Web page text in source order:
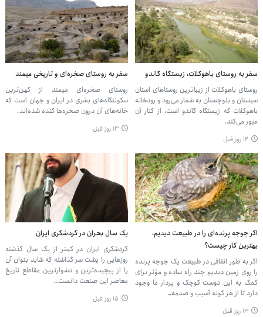
سفر به روستای باهوکلات، زیستگاه گاندو
روستای باهوکلات از زیباترین روستاهای استان
سیستان و بلوچستان به شمار می‌رود و رودخانه
باهوکلات که زیستگاه گاندو است، از کنار آن
عبور می‌کند.
۱۲ روز قبل
سفر به روستای صخره‌ای و تاریخی میمند
روستای صخره‌ای میمند از کهن‌ترین
سکونتگاه‌های بشری در ایران و جهان است که
خانه‌های آن درون صخره‌ها کنده شده‌اند.
۱۳ روز قبل
اگر جوجه پرنده‌ای را در طبیعت دیدیم،
بهترین کار چیست؟
اگر به طور اتفاقی در طبیعت یک جوجه پرنده
را روی زمین دیدیم چند راه ساده و مؤثر برای
کمک به این دوست کوچک و پردار ما وجود
دارد تا از هر گونه آسیب و صدمه…
۱۳ روز قبل
یک سال بحران در گردشگری ایران
گردشگری ایران در کمتر از یک سال گذشته
روزهایی را پشت سر گذاشته که شاید بتوان آن
را از پیچیده‌ترین و دشوارترین مقاطع تاریخ
معاصر این صنعت دانست…
۱۵ روز قبل